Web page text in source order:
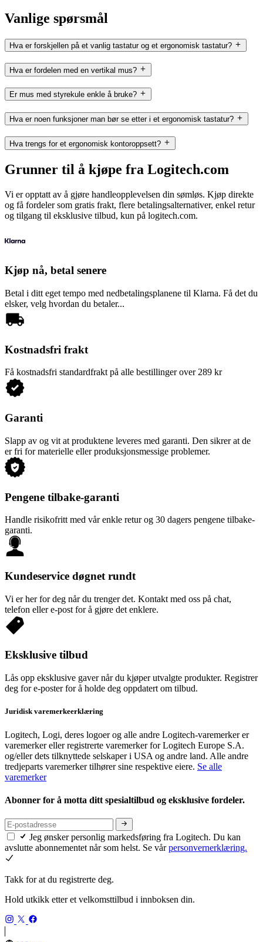
Vanlige spørsmål
Hva er forskjellen på et vanlig tastatur og et ergonomisk tastatur?
Hva er fordelen med en vertikal mus?
Er mus med styrekule enkle å bruke?
Hva er noen funksjoner man bør se etter i et ergonomisk tastatur?
Hva trengs for et ergonomisk kontoroppsett?
Grunner til å kjøpe fra Logitech.com
Vi er opptatt av å gjøre handleopplevelsen din sømløs. Kjøp direkte
og få fordeler som gratis frakt, flere betalingsalternativer, enkel retur
og tilgang til eksklusive tilbud, kun på logitech.com.
Kjøp nå, betal senere
Betal i ditt eget tempo med nedbetalingsplanene til Klarna. Få det du
elsker, velg hvordan du betaler...
Kostnadsfri frakt
Få kostnadsfri standardfrakt på alle bestillinger over 289 kr
Garanti
Slapp av og vit at produktene leveres med garanti. Den sikrer at de
er fri for materielle eller produksjonsmessige problemer.
Pengene tilbake-garanti
Handle risikofritt med vår enkle retur og 30 dagers pengene tilbake-
garanti.
Kundeservice døgnet rundt
Vi er her for deg når du trenger det. Kontakt med oss på chat,
telefon eller e-post for å gjøre det enklere.
Eksklusive tilbud
Lås opp eksklusive gaver når du kjøper utvalgte produkter. Registrer
deg for e-poster for å holde deg oppdatert om tilbud.
Juridisk varemerkeerklæring
Logitech, Logi, deres logoer og alle andre Logitech-varemerker er
varemerker eller registrerte varemerker for Logitech Europe S.A.
og/eller dets tilknyttede selskaper i USA og andre land. Alle andre
tredjeparts varemerker tilhører sine respektive eiere. Se alle
varemerker
Abonner for å motta ditt spesialtilbud og eksklusive fordeler.
Jeg ønsker personlig markedsføring fra Logitech. Du kan
avslutte abonnementet når som helst. Se vårpersonvernerklæring.
Takk for at du registrerte deg.
Hold utkikk etter et velkomsttilbud i innboksen din.